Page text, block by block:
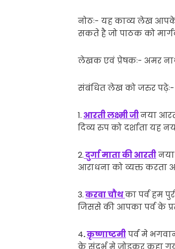
नोठः- यह काव्य लेख आपके
सकते है जो पाठक को
लेखक एवं प्रेषकः- अमर
संबंधित लेख को जरुर पढ़ेः-
1. आरती लक्ष्मी जीनया
दिव्य रुप को दर्शाता यह
2.दुर्गा माता की आरती
आराधना को व्यक्त करता
3.करवा चौथका पर्व हम
जिससे की आपका पर्व के
4.कृष्णाष्टमीपर्व मे